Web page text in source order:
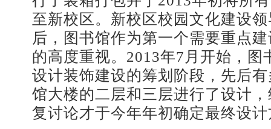
至新校区。新校区校园文化建设
后，图书馆作为第一个需要重点
的高度重视。2013年7月开始，图
设计装饰建设的筹划阶段，先后
馆大楼的二层和三层进行了设计
复讨论才于今年年初确定最终设